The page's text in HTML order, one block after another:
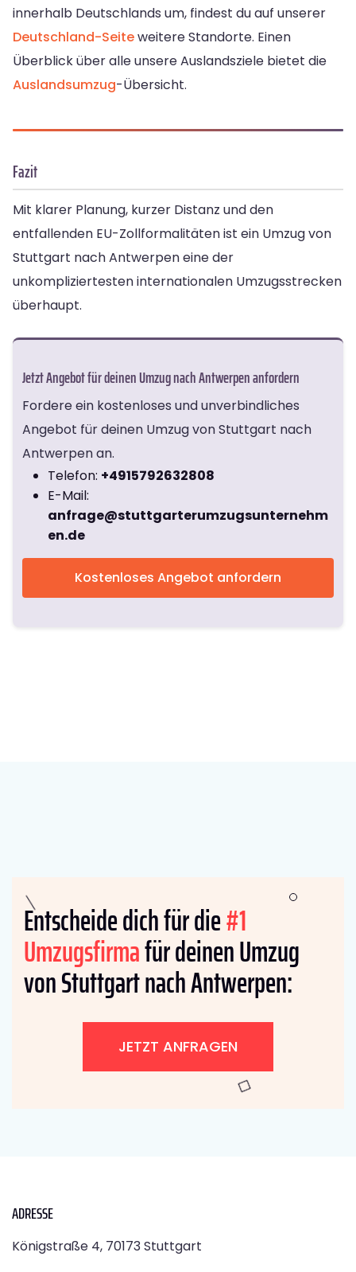
innerhalb Deutschlands um, findest du auf unserer
Deutschland-Seiteweitere Standorte. Einen
Überblick über alle unsere Auslandsziele bietet die
Auslandsumzug-Übersicht.
Fazit
Mit klarer Planung, kurzer Distanz und den
entfallenden EU-Zollformalitäten ist ein Umzug von
Stuttgart nach Antwerpen eine der
unkompliziertesten internationalen Umzugsstrecken
überhaupt.
Jetzt Angebot für deinen Umzug nach Antwerpen anfordern
Fordere ein kostenloses und unverbindliches
Angebot für deinen Umzug von Stuttgart nach
Antwerpen an.
Telefon: +4915792632808
E-Mail:
anfrage@stuttgarterumzugsunternehm
en.de
Kostenloses Angebot anfordern
Entscheide dich für die#1
Umzugsfirmafür deinen Umzug
von Stuttgart nach Antwerpen:
JETZT ANFRAGEN
ADRESSE
Königstraße 4, 70173 Stuttgart